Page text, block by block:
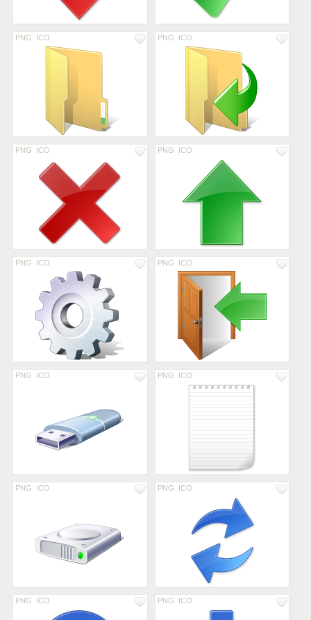
PNG ICO PNG ICO
PNG ICO PNG ICO
PNG ICO PNG ICO
PNG ICO PNG ICO
PNG ICO PNG ICO
PNG ICO PNG ICO